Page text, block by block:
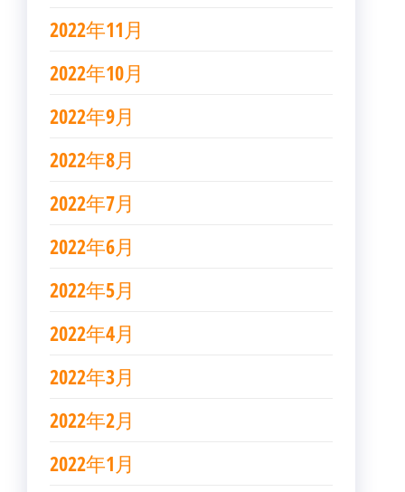
2022年11月
2022年10月
2022年9月
2022年8月
2022年7月
2022年6月
2022年5月
2022年4月
2022年3月
2022年2月
2022年1月